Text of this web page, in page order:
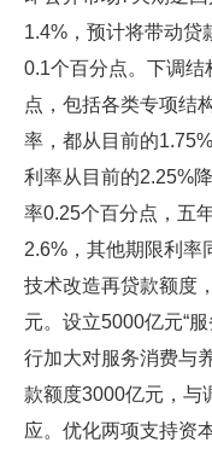
1.4%，预计将带动贷
0.1个百分点。下调结
点，包括各类专项结
率，都从目前的
利率从目前的2.25%
率0.25个百分点，五
2.6%，其他期限利率
技术改造再贷款额度
元。设立5000亿元“
行加大对服务消费与
款额度3000亿元，与
应。优化两项支持资